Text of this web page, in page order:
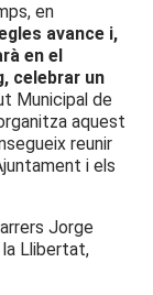
en
avance i,
en el
celebrar un
Municipal de
aquest
reunir
i els
Jorge
Llibertat,